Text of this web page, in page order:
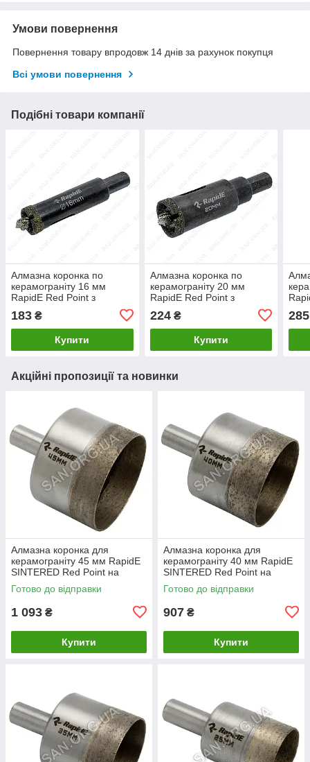
Умови повернення
Повернення товару впродовж 14 днів за рахунок покупця
Всі умови повернення
Подібні товари компанії
Алмазна коронка по
керамограніту 16 мм
RapidE Red Point з
Центруючим свердлом на
дриль
183 ₴
Купити
Алмазна коронка по
керамограніту 20 мм
RapidE Red Point з
Центруючим свердлом на
дриль
224₴
Купити
285
Акційні пропозиції та новинки
Алмазна коронка для
керамограніту 45 мм RapidE
SINTERED Red Point на
Дриль
Готово до відправки
1 093 ₴
Купити
Алмазна коронка для
керамограніту 40 мм RapidE
SINTERED Red Point на
Дриль
Готово до відправки
907 ₴
Купити